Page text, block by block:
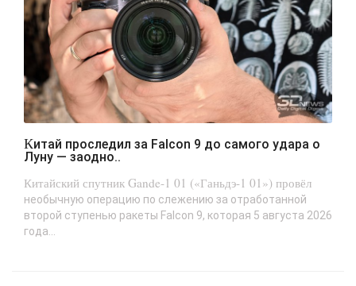
Китай проследил за Falcon 9 до самого удара о
Луну — заодно..
Китайский спутник Gande-1 01 («Ганьдэ-1 01») провёл
необычную операцию по слежению за отработанной
второй ступенью ракеты Falcon 9, которая 5 августа 2026
года...